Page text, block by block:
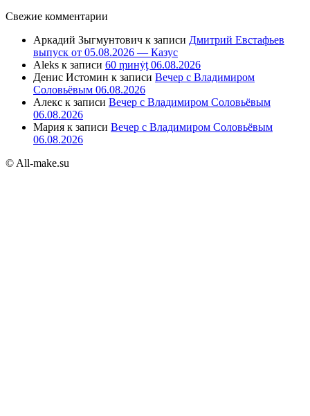
Свежие комментарии
Аркадий Зыгмунтович к записи Дмитрий Евстафьев
выпуск от 05.08.2026 — Казус
Aleks к записи 60 ṃинẏƫ 06.08.2026
Денис Истомин к записи Вечер с Владимиром
Соловьёвым 06.08.2026
Алекс к записи Вечер с Владимиром Соловьёвым
06.08.2026
Мария к записи Вечер с Владимиром Соловьёвым
06.08.2026
© All-make.su